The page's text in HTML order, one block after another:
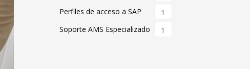
Perfiles de acceso a SAP
1
Soporte AMS Especializado
1